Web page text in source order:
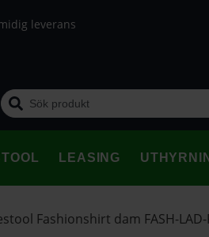
leverans
LEASING
Fashionshirt dam FASH-LAD-